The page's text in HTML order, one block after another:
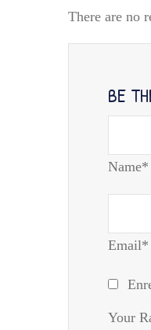
There are no
BE
Name*
Email*
Your